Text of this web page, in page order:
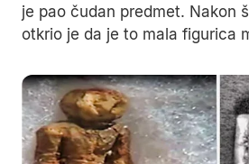
je pao čudan predmet. Nakon
otkrio je da je to mala figurica